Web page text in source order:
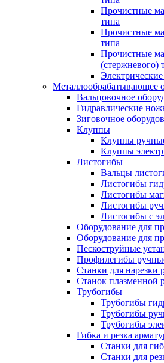
Прочистные
типа
Прочистные
типа
Прочистные
(стержневого)
Металлообрабатывающее
Вальцовочное
Гидравлические
Зиговочное
Клуппы
Клуппы
Клуппы
Листогибы
Вальцы
Листогибы
Листогибы
Листогибы
Листогибы с
Оборудование для
Оборудование для
Пескоструйные
Профилегибы
Станки для нарезки
Станок плазменной
Трубогибы
Трубогибы
Трубогибы
Трубогибы
Гибка и резка
Станки для
Станки для